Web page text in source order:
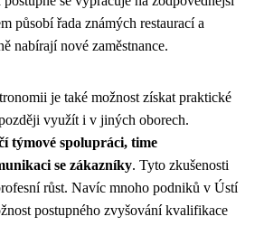
působí řada známých restaurací a
nabírají nové zaměstnance.
je také možnost získat praktické
využít i v jiných oborech.
týmové spolupráci, time
se zákazníky. Tyto zkušenosti
růst. Navíc mnoho podniků v Ústí
postupného zvyšování kvalifikace